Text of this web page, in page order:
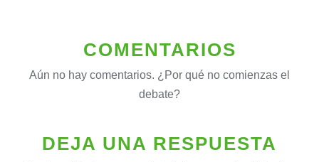
COMENTARIOS
Aún no hay comentarios. ¿Por qué no comienzas el
debate?
DEJA UNA RESPUESTA